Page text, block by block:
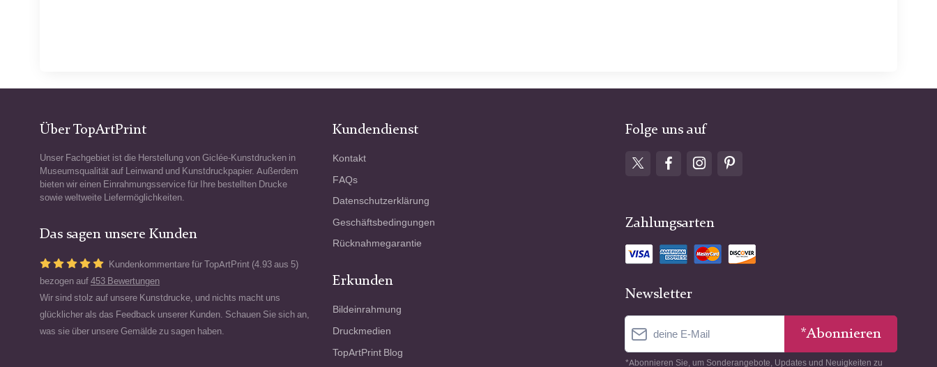
Über TopArtPrint
Unser Fachgebiet ist die Herstellung von Giclée-Kunstdrucken in
Museumsqualität auf Leinwand und Kunstdruckpapier. Außerdem
bieten wir einen Einrahmungsservice für Ihre bestellten Drucke
sowie weltweite Liefermöglichkeiten.
Das sagen unsere Kunden
Kundenkommentare für TopArtPrint (4.93 aus 5)
bezogen auf 453 Bewertungen
Wir sind stolz auf unsere Kunstdrucke, und nichts macht uns
glücklicher als das Feedback unserer Kunden. Schauen Sie sich an,
was sie über unsere Gemälde zu sagen haben.
Kundendienst
Kontakt
FAQs
Datenschutzerklärung
Geschäftsbedingungen
Rücknahmegarantie
Erkunden
Bildeinrahmung
Druckmedien
TopArtPrint Blog
Folge uns auf
Zahlungsarten
Newsletter
*Abonnieren
*Abonnieren Sie, um Sonderangebote, Updates und Neuigkeiten zu